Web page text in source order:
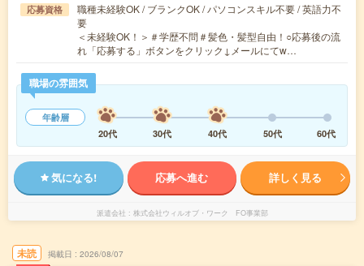
応募資格
職種未経験OK / ブランクOK / パソコンスキル不要 / 英語力不
要
＜未経験OK！＞＃学歴不問＃髪色・髪型自由！○応募後の流
れ「応募する」ボタンをクリック↓メールにてw…
職場の雰囲気
年齢層
20代
30代 40代 50代 60代
気になる! 応募へ進む 詳しく見る
派遣会社 株式会社ウィルオブ・ワーク FO事業部
未読 掲載日 2026/08/07